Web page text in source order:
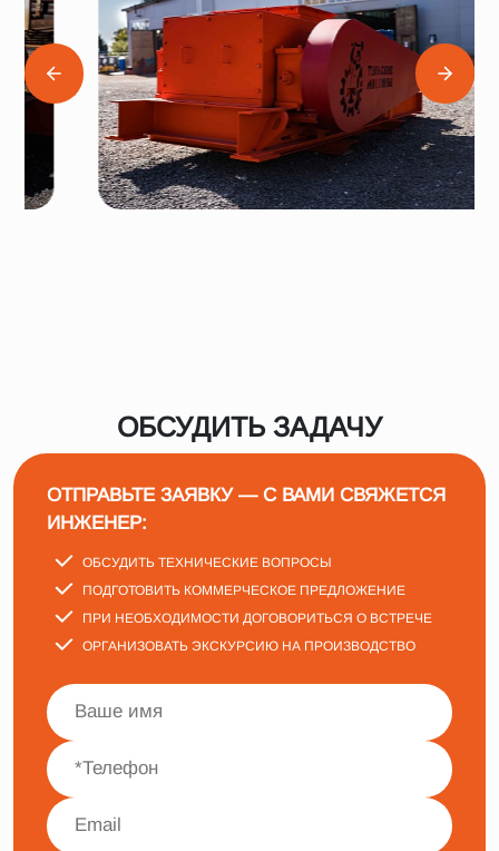
ОБСУДИТЬ ЗАДАЧУ
ОТПРАВЬТЕ ЗАЯВКУ — С ВАМИ СВЯЖЕТСЯ
ИНЖЕНЕР:
ОБСУДИТЬ ТЕХНИЧЕСКИЕ ВОПРОСЫ
ПОДГОТОВИТЬ КОММЕРЧЕСКОЕ ПРЕДЛОЖЕНИЕ
ПРИ НЕОБХОДИМОСТИ ДОГОВОРИТЬСЯ О ВСТРЕЧЕ
ОРГАНИЗОВАТЬ ЭКСКУРСИЮ НА ПРОИЗВОДСТВО